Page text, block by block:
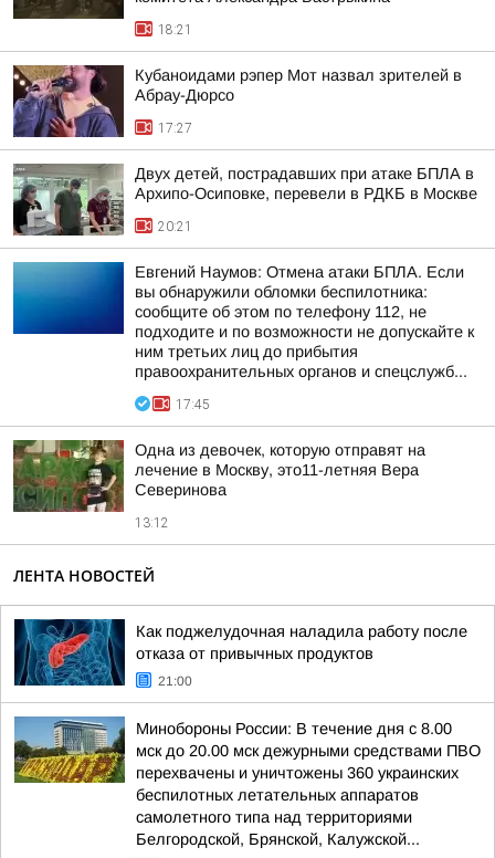
18:21
Кубаноидами рэпер Мот назвал зрителей в
Абрау-Дюрсо
17:27
Двух детей, пострадавших при атаке БПЛА в
Архипо-Осиповке, перевели в РДКБ в Москве
20:21
Евгений Наумов: Отмена атаки БПЛА. Если
вы обнаружили обломки беспилотника:
сообщите об этом по телефону 112, не
подходите и по возможности не допускайте к
ним третьих лиц до прибытия
правоохранительных органов и спецслужб...
17:45
Одна из девочек, которую отправят на
лечение в Москву, это11-летняя Вера
Северинова
13:12
ЛЕНТА НОВОСТЕЙ
Как поджелудочная наладила работу после
отказа от привычных продуктов
21:00
Минобороны России: В течение дня с 8.00
мск до 20.00 мск дежурными средствами ПВО
перехвачены и уничтожены 360 украинских
беспилотных летательных аппаратов
самолетного типа над территориями
Белгородской, Брянской, Калужской...